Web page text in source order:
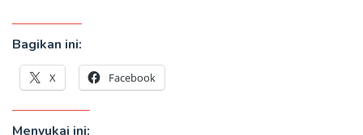
Bagikan ini:
X Facebook
Menyukai ini: